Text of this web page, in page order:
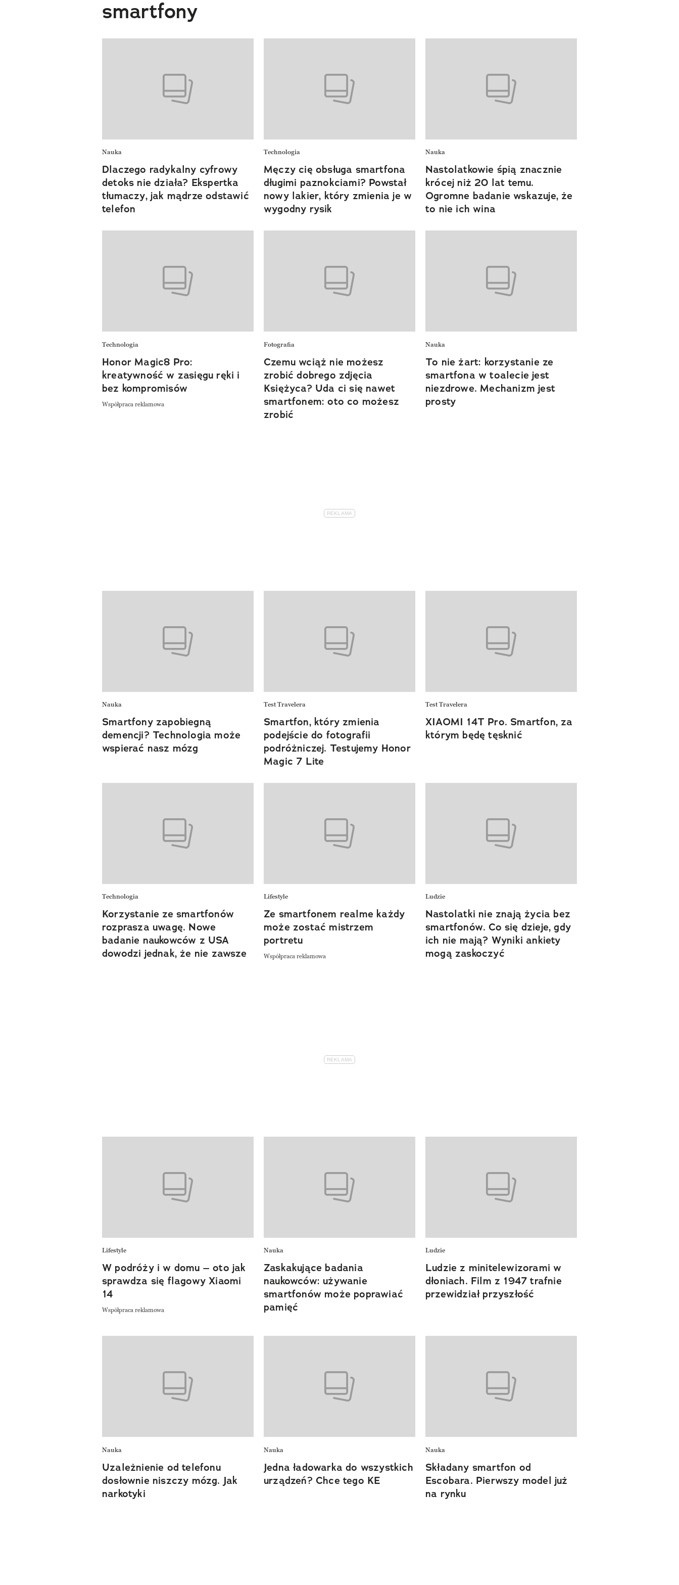
smartfony
Nauka
Dlaczego radykalny cyfrowy
detoks nie działa? Ekspertka
tłumaczy, jak mądrze odstawić
telefon
Technologia
Męczy cię obsługa smartfona
długimi paznokciami? Powstał
nowy lakier, który zmienia je w
wygodny rysik
Nauka
Nastolatkowie śpią znacznie
krócej niż 20 lat temu.
Ogromne badanie wskazuje, że
to nie ich wina
Technologia
Honor Magic8 Pro:
kreatywność w zasięgu ręki i
bez kompromisów
Współpraca reklamowa
Fotografia
Czemu wciąż nie możesz
zrobić dobrego zdjęcia
Księżyca? Uda ci się nawet
smartfonem: oto co możesz
zrobić
Nauka
To nie żart: korzystanie ze
smartfona w toalecie jest
niezdrowe. Mechanizm jest
prosty
Nauka
Smartfony zapobiegną
demencji? Technologia może
wspierać nasz mózg
Test Travelera
Smartfon, który zmienia
podejście do fotografii
podróżniczej. Testujemy Honor
Magic 7 Lite
Test Travelera
XIAOMI 14T Pro. Smartfon, za
którym będę tęsknić
Technologia
Korzystanie ze smartfonów
rozprasza uwagę. Nowe
badanie naukowców z USA
dowodzi jednak, że nie zawsze
Lifestyle
Ze smartfonem realme każdy
może zostać mistrzem
portretu
Współpraca reklamowa
Ludzie
Nastolatki nie znają życia bez
smartfonów. Co się dzieje, gdy
ich nie mają? Wyniki ankiety
mogą zaskoczyć
Lifestyle
W podróży i w domu – oto jak
sprawdza się flagowy Xiaomi
14
Współpraca reklamowa
Nauka
Zaskakujące badania
naukowców: używanie
smartfonów może poprawiać
pamięć
Ludzie
Ludzie z minitelewizorami w
dłoniach. Film z 1947 trafnie
przewidział przyszłość
Nauka
Uzależnienie od telefonu
dosłownie niszczy mózg. Jak
narkotyki
Nauka
Jedna ładowarka do wszystkich
urządzeń? Chce tego KE
Nauka
Składany smartfon od
Escobara. Pierwszy model już
na rynku